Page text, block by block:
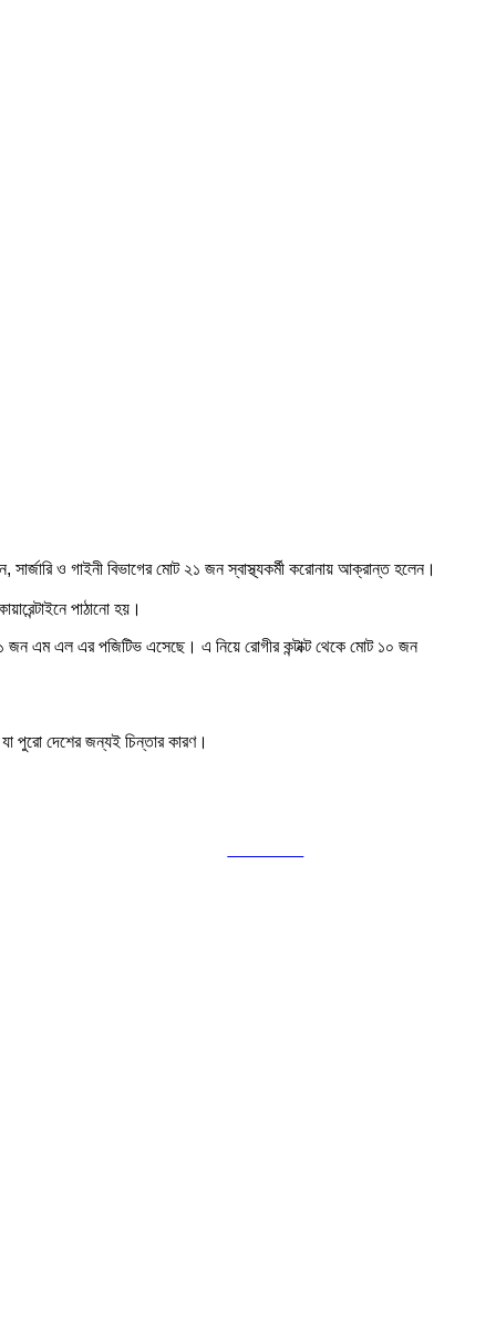
ও গাইনী বিভাগের মোট ২১ জন স্বাস্থ্যকর্মী করোনায় আক্রান্ত হলেন।
পাঠানো হয়।
এম এল এর পজিটিভ এসেছে। এ নিয়ে রোগীর কন্টাক্ট থেকে মোট ১০ জন
পুরো দেশের জন্যই চিন্তার কারণ।